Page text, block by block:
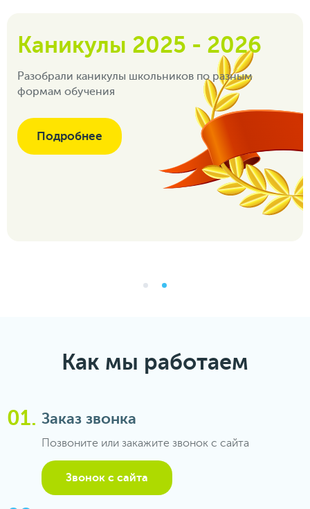
Каникулы 2025 - 2026
Разобрали каникулы школьников по разным
формам обучения
Подробнее
Как мы работаем
Заказ звонка
Позвоните или закажите звонок с сайта
Звонок с сайта